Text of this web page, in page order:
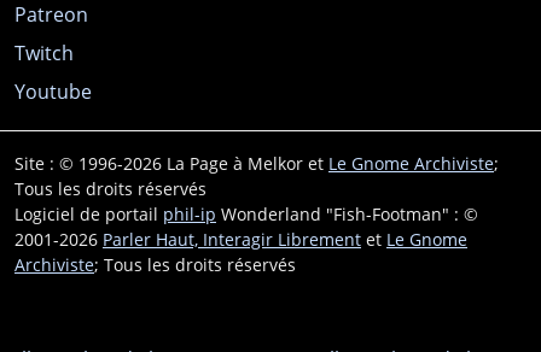
Patreon
Twitch
Youtube
Site : © 1996-2026 La Page à Melkor et Le Gnome Archiviste;
Tous les droits réservés
Logiciel de portail phil-ip Wonderland "Fish-Footman" : ©
2001-2026 Parler Haut, Interagir Librement et Le Gnome
Archiviste; Tous les droits réservés